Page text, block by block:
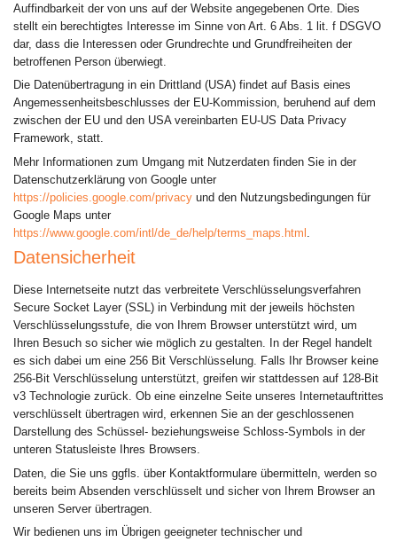
Auffindbarkeit der von uns auf der Website angegebenen Orte. Dies
stellt ein berechtigtes Interesse im Sinne von Art. 6 Abs. 1 lit. f DSGVO
dar, dass die Interessen oder Grundrechte und Grundfreiheiten der
betroffenen Person überwiegt.
Die Datenübertragung in ein Drittland (USA) findet auf Basis eines
Angemessenheitsbeschlusses der EU-Kommission, beruhend auf dem
zwischen der EU und den USA vereinbarten EU-US Data Privacy
Framework, statt.
Mehr Informationen zum Umgang mit Nutzerdaten finden Sie in der
Datenschutzerklärung von Google unter
https://policies.google.com/privacy und den Nutzungsbedingungen für
Google Maps unter
https://www.google.com/intl/de_de/help/terms_maps.html
Datensicherheit
Diese Internetseite nutzt das verbreitete Verschlüsselungsverfahren
Secure Socket Layer (SSL) in Verbindung mit der jeweils höchsten
Verschlüsselungsstufe, die von Ihrem Browser unterstützt wird, um
Ihren Besuch so sicher wie möglich zu gestalten. In der Regel handelt
es sich dabei um eine 256 Bit Verschlüsselung. Falls Ihr Browser keine
256-Bit Verschlüsselung unterstützt, greifen wir stattdessen auf 128-Bit
v3 Technologie zurück. Ob eine einzelne Seite unseres Internetauftrittes
verschlüsselt übertragen wird, erkennen Sie an der geschlossenen
Darstellung des Schüssel- beziehungsweise Schloss-Symbols in der
unteren Statusleiste Ihres Browsers.
Daten, die Sie uns ggfls. über Kontaktformulare übermitteln, werden so
bereits beim Absenden verschlüsselt und sicher von Ihrem Browser an
unseren Server übertragen.
Wir bedienen uns im Übrigen geeigneter technischer und